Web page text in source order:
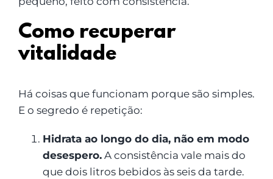
Como recuperar
vitalidade
Há coisas que funcionam porque são simples.
E o segredo é repetição:
Hidrata ao longo do dia, não em modo
desespero.A consistência vale mais do
que dois litros bebidos às seis da tarde.